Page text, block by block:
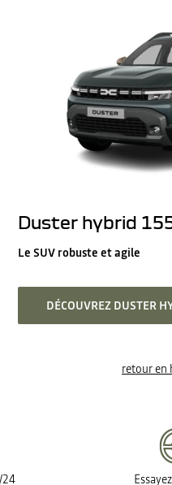
Duster hybrid
Le SUV robuste et agile
DÉCOUVREZ DUSTER
retour en
24